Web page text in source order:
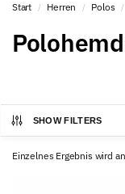
Start / Herren / Polos /
SHOW FILTERS
Einzelnes Ergebnis wird